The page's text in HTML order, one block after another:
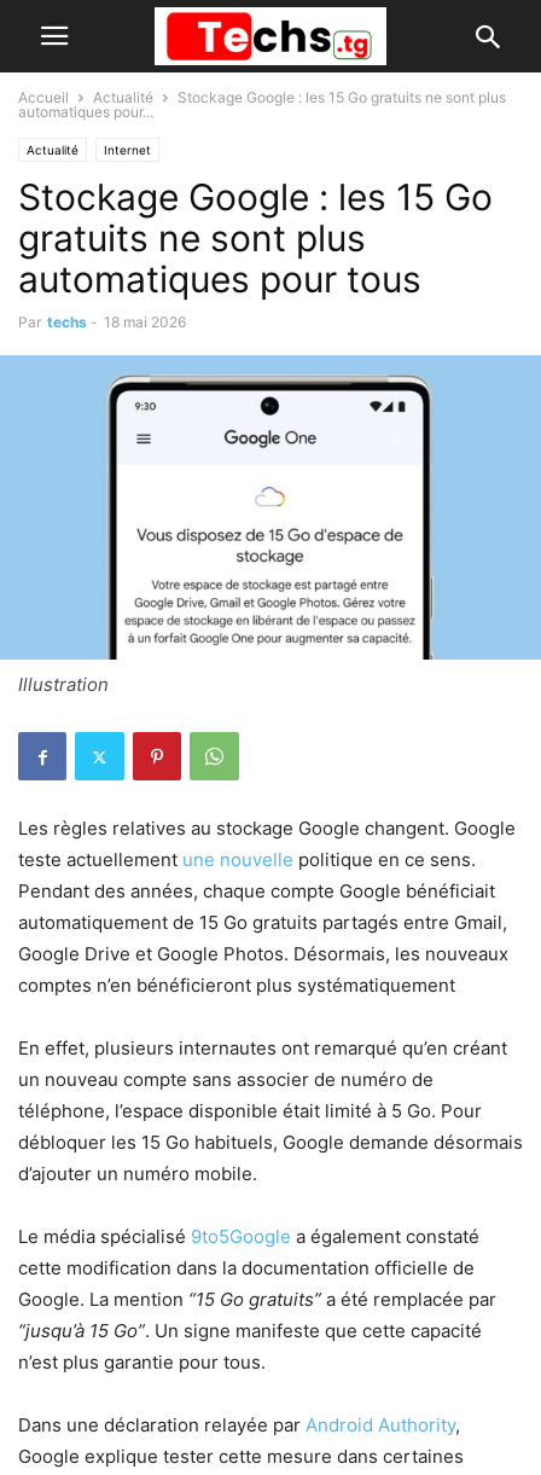
Accueil Actualité
Stockage Google : les 15 Go gratuits ne sont plus
automatiques pour...
Actualité Internet
Stockage Google : les 15 Go
gratuits ne sont plus
automatiques pour tous
Par techs - 18 mai 2026
Illustration
Les règles relatives au stockage Google changent. Google
teste actuellement une nouvelle politique en ce sens.
Pendant des années, chaque compte Google bénéficiait
automatiquement de 15 Go gratuits partagés entre Gmail,
Google Drive et Google Photos. Désormais, les nouveaux
comptes n’en bénéficieront plus systématiquement
En effet, plusieurs internautes ont remarqué qu’en créant
un nouveau compte sans associer de numéro de
téléphone, l’espace disponible était limité à 5 Go. Pour
débloquer les 15 Go habituels, Google demande désormais
d’ajouter un numéro mobile.
Le média spécialisé 9to5Google a également constaté
cette modification dans la documentation officielle de
Google. La mention “15 Go gratuits” a été remplacée par
“jusqu’à 15 Go”. Un signe manifeste que cette capacité
n’est plus garantie pour tous.
Dans une déclaration relayée par Android Authority,
Google explique tester cette mesure dans certaines